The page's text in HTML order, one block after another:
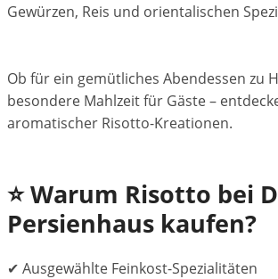
Gewürzen, Reis und orientalischen
Ob für ein gemütliches Abendessen zu
besondere Mahlzeit für Gäste –
aromatischer Risotto-Kreationen.
⭐ Warum Risotto bei
Persienhaus kaufen?
✔ Ausgewählte Feinkost-Spezialitäten